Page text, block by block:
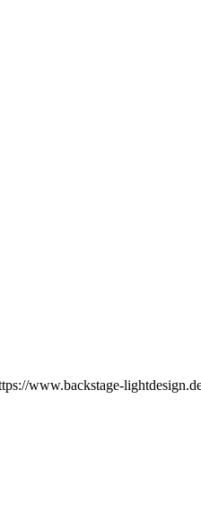
www.backstage-